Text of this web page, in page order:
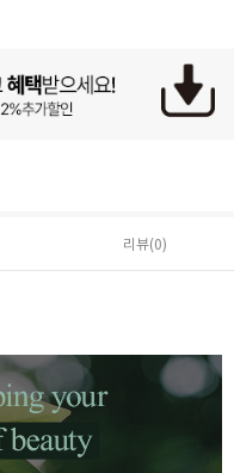
리뷰(0)